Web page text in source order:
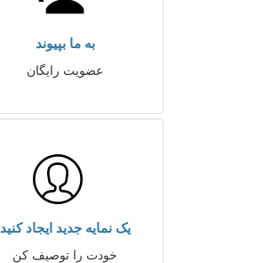
به ما بپیوند
عضویت رایگان
یک نمایه جدید ایجاد کنید
خودت را توصیف کن